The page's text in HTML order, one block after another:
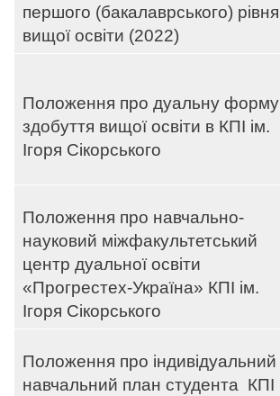
першого (бакалаврського) рівня
вищої освіти (2022)
Положення про дуальну форму
здобуття вищої освіти в КПІ ім.
Ігоря Сікорського
Положення про навчально-
науковий міжфакультетський
центр дуальної освіти
«Прогрестех-Україна» КПІ ім.
Ігоря Сікорського
Положення про індивідуальний
навчальний план студента КПІ